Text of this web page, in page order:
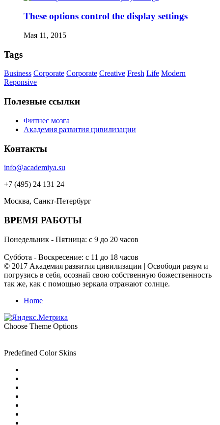
These options control the display settings
Мая 11, 2015
Tags
Business Corporate Corporate Creative Fresh Life Modern
Reponsive
Полезные ссылки
Фитнес мозга
Академия развития цивилизации
Контакты
info@academiya.su
+7 (495) 24 131 24
Москва, Санкт-Петербург
ВРЕМЯ РАБОТЫ
Понедельник - Пятница: с 9 до 20 часов
Суббота - Воскресение: с 11 до 18 часов
© 2017 Академия развития цивилизации | Освободи разум и
погрузись в себя, осознай свою собственную божественность
так же, как с помощью зеркала отражают солнце.
Home
Choose Theme Options
Predefined Color Skins